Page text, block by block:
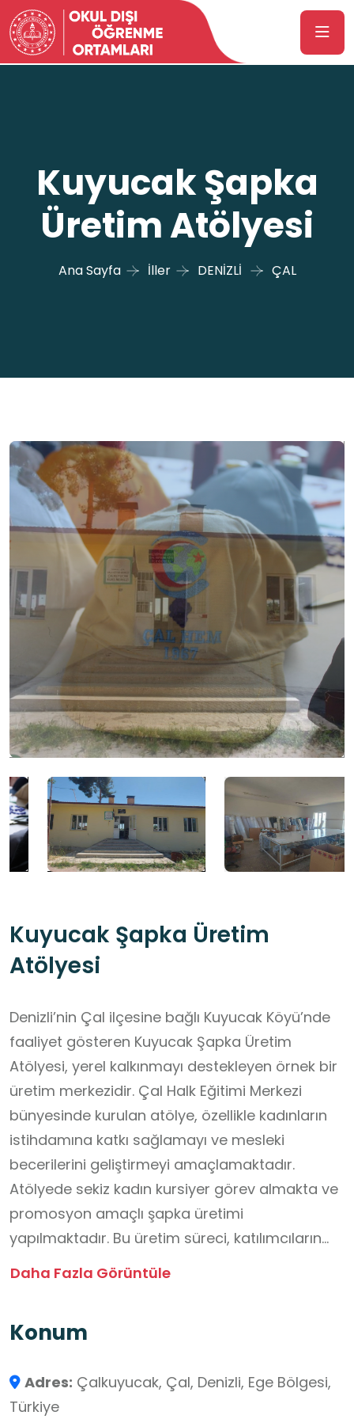
Kuyucak Şapka
Üretim Atölyesi
Ana Sayfa İller DENİZLİ ÇAL
Kuyucak Şapka Üretim
Atölyesi
Denizli’nin Çal ilçesine bağlı Kuyucak Köyü’nde
faaliyet gösteren Kuyucak Şapka Üretim
Atölyesi, yerel kalkınmayı destekleyen örnek bir
üretim merkezidir. Çal Halk Eğitimi Merkezi
bünyesinde kurulan atölye, özellikle kadınların
istihdamına katkı sağlamayı ve mesleki
becerilerini geliştirmeyi amaçlamaktadır.
Atölyede sekiz kadın kursiyer görev almakta ve
promosyon amaçlı şapka üretimi
yapılmaktadır. Bu üretim süreci, katılımcıların
hem el becerilerini geliştirmelerini hem de
bölge halkına yeni bir istihdam alanı sunarken
etmektedir.
Kuyucak Şapka Üretim Atölyesi, modern üretim
Daha Fazla Görüntüle
Konum
Adres: Çalkuyucak, Çal, Denizli, Ege Bölgesi,
Türkiye